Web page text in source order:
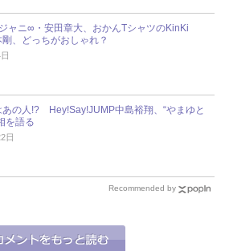
ャニ∞・安田章大、おかんTシャツのKinKi
、どっちがおしゃれ？
あの人!? Hey!Say!JUMP中島裕翔、“やまゆと
を語る
日
Recommended by